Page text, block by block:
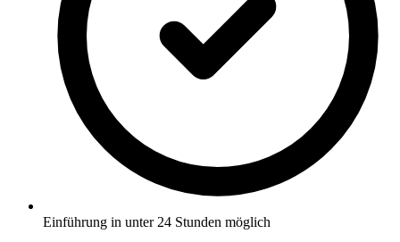
Einführung in unter 24 Stunden möglich